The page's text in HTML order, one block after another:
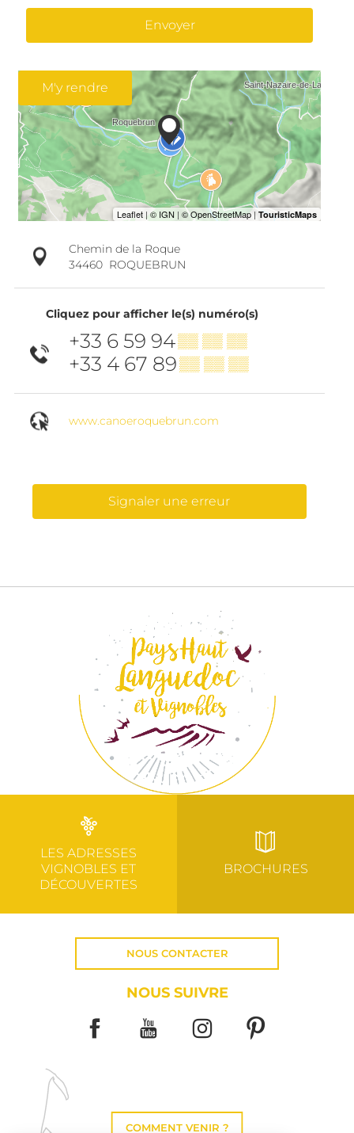
Envoyer
M'y rendre
Chemin de la Roque
34460 ROQUEBRUN
Cliquez pour afficher le(s) numéro(s)
+33 6 59 94▒▒ ▒▒ ▒▒
+33 4 67 89▒▒ ▒▒ ▒▒
www.canoeroquebrun.com
Signaler une erreur
LES ADRESSES
VIGNOBLES ET
DÉCOUVERTES
BROCHURES
NOUS CONTACTER
NOUS SUIVRE
COMMENT VENIR ?